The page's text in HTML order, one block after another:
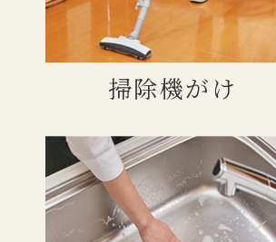
掃除機がけ